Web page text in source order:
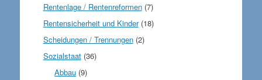
Rentenlage / Rentenreformen(7)
Rentensicherheit und Kinder(18)
Scheidungen / Trennungen(2)
Sozialstaat(36)
Abbau (9)